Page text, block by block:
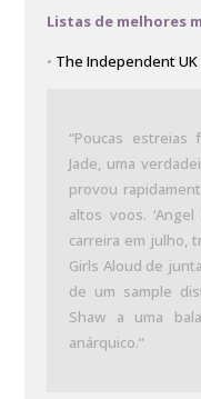
Listas de melhores
• The Independent UK
“Poucas
Jade, uma
provou
altos voos.
carreira em julho,
Girls Aloud de
de um sample
Shaw a uma
anárquico.”